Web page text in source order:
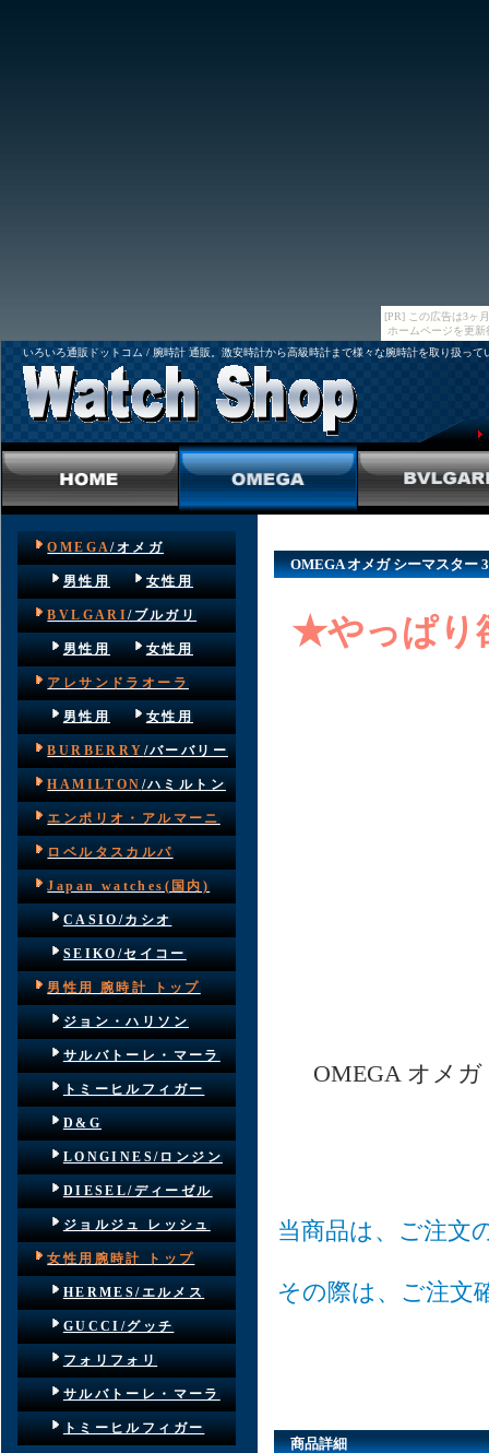
[PR] この広告は3ヶ
ホームページを更
いろいろ通販ドットコム / 腕時計 通販。激安時計から高級時計まで様々な腕時計を取り扱って
OMEGA オメガ シーマスター
★やっぱり
OMEGA オメ
当商品は、ご注文
その際は、ご注文
商品詳細
OMEGA/オメガ
男性用 女性用
BVLGARI/ブルガリ
男性用 女性用
アレサンドラオーラ
男性用 女性用
BURBERRY /バーバリー
HAMILTON /ハミルトン
エンポリオ・アルマーニ
ロベルタスカルパ
Japan watches(国内)
CASIO/カシオ
SEIKO/セイコー
男性用 腕時計 トップ
ジョン・ハリソン
サルバトーレ・マーラ
トミーヒルフィガー
D&G
LONGINES/ロンジン
DIESEL/ディーゼル
ジョルジュ レッシュ
女性用腕時計 トップ
HERMES/エルメス
GUCCI/グッチ
フォリフォリ
サルバトーレ・マーラ
トミーヒルフィガー